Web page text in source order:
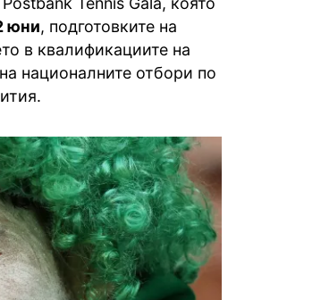
юни, подготовките на
в квалификациите на
националните отбори по